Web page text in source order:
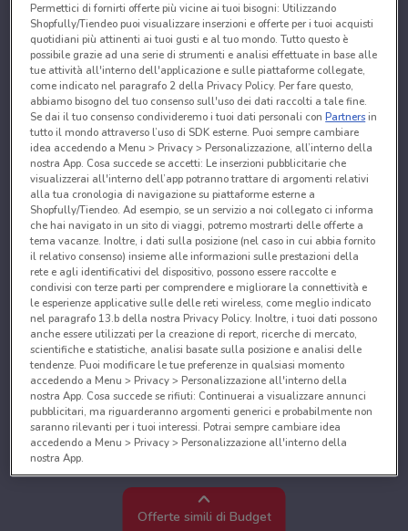
Offerte simili di Budget
Permettici di fornirti offerte più vicine ai tuoi bisogni: Utilizzando
Shopfully/Tiendeo puoi visualizzare inserzioni e offerte per i tuoi acquisti
quotidiani più attinenti ai tuoi gusti e al tuo mondo. Tutto questo è
possibile grazie ad una serie di strumenti e analisi effettuate in base alle
tue attività all'interno dell'applicazione e sulle piattaforme collegate,
come indicato nel paragrafo 2 della Privacy Policy. Per fare questo,
abbiamo bisogno del tuo consenso sull'uso dei dati raccolti a tale fine.
Se dai il tuo consenso condivideremo i tuoi dati personali conPartnersin
tutto il mondo attraverso l’uso di SDK esterne. Puoi sempre cambiare
idea accedendo a Menu > Privacy > Personalizzazione, all’interno della
nostra App. Cosa succede se accetti: Le inserzioni pubblicitarie che
visualizzerai all'interno dell’app potranno trattare di argomenti relativi
alla tua cronologia di navigazione su piattaforme esterne a
Shopfully/Tiendeo. Ad esempio, se un servizio a noi collegato ci informa
che hai navigato in un sito di viaggi, potremo mostrarti delle offerte a
tema vacanze. Inoltre, i dati sulla posizione (nel caso in cui abbia fornito
il relativo consenso) insieme alle informazioni sulle prestazioni della
rete e agli identificativi del dispositivo, possono essere raccolte e
condivisi con terze parti per comprendere e migliorare la connettività e
le esperienze applicative sulle delle reti wireless, come meglio indicato
nel paragrafo 13.b della nostra Privacy Policy. Inoltre, i tuoi dati possono
anche essere utilizzati per la creazione di report, ricerche di mercato,
scientifiche e statistiche, analisi basate sulla posizione e analisi delle
tendenze. Puoi modificare le tue preferenze in qualsiasi momento
accedendo a Menu > Privacy > Personalizzazione all'interno della
nostra App. Cosa succede se rifiuti: Continuerai a visualizzare annunci
pubblicitari, ma riguarderanno argomenti generici e probabilmente non
saranno rilevanti per i tuoi interessi. Potrai sempre cambiare idea
accedendo a Menu > Privacy > Personalizzazione all'interno della
nostra App.
Noi e i nostri partner trattiamo i dati per fornire:
Utilizzare dati di geolocalizzazione precisi. Scansione attiva delle
caratteristiche del dispositivo ai fini dell’identificazione. Archiviare